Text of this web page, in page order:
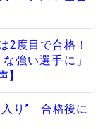
2度目で合格！
強い選手に」
】
入り” 合格後に